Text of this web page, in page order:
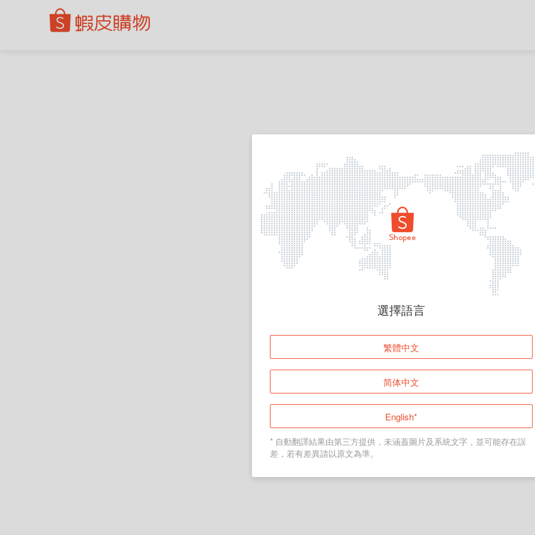
頁面無法顯示
登入
返回首頁
選擇語言
繁體中文
简体中文
English*
* 自動翻譯結果由第三方提供，未涵蓋圖片及系統文字，並可能存在誤
差，若有差異請以原文為準。